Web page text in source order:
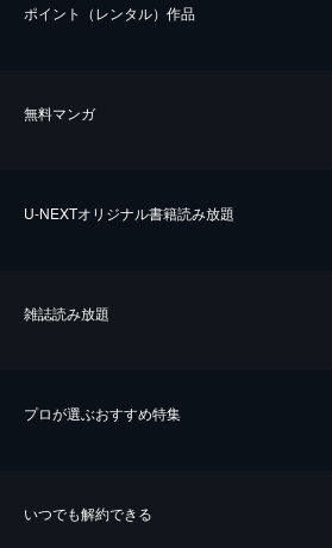
ポイント（レンタル）作品
無料マンガ
U-NEXTオリジナル書籍読み放題
雑誌読み放題
プロが選ぶおすすめ特集
いつでも解約できる